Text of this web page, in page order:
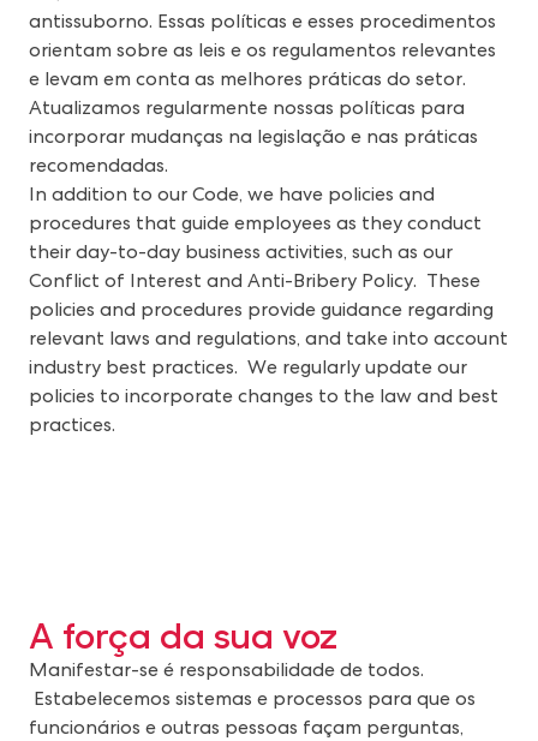
antissuborno. Essas políticas e esses procedimentos
orientam sobre as leis e os regulamentos relevantes
e levam em conta as melhores práticas do setor.
Atualizamos regularmente nossas políticas para
incorporar mudanças na legislação e nas práticas
recomendadas.
In addition to our Code, we have policies and
procedures that guide employees as they conduct
their day-to-day business activities, such as our
Conflict of Interest and Anti-Bribery Policy. These
policies and procedures provide guidance regarding
relevant laws and regulations, and take into account
industry best practices. We regularly update our
policies to incorporate changes to the law and best
practices.
A força da sua voz
Manifestar-se é responsabilidade de todos.
Estabelecemos sistemas e processos para que os
funcionários e outras pessoas façam perguntas,